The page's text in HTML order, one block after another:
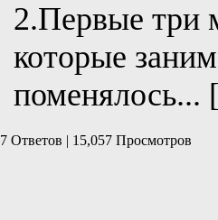
2.Первые три
которые
поменялось...
7 Ответов | 15,057 Просмотров